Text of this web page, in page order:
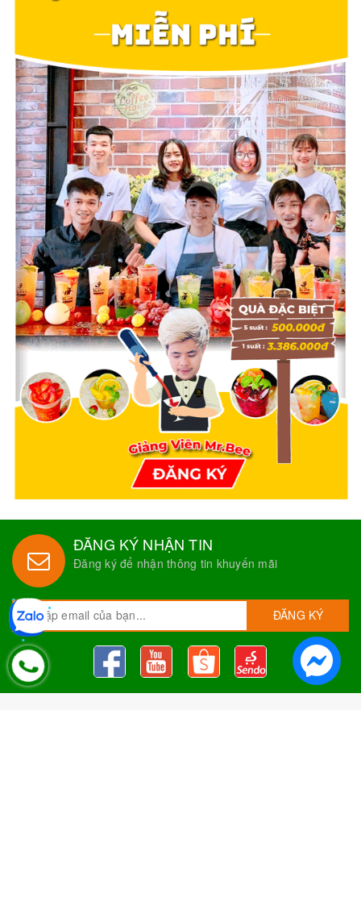
ĐĂNG KÝ NHẬN TIN
Đăng ký để nhận thông tin khuyến mãi
ĐĂNG KÝ